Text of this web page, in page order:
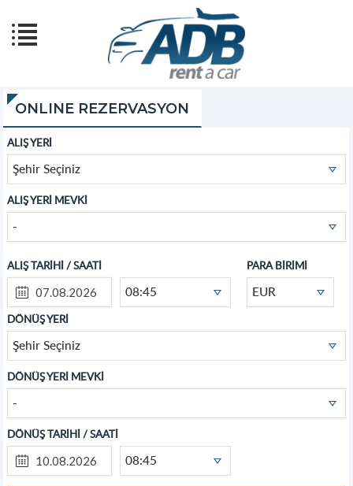
ONLINE REZERVASYON
ALIŞ YERİ
Şehir Seçiniz
ALIŞ YERİ MEVKİ
-
ALIŞ TARİHİ / SAATİ
08:45
PARA BİRİMİ
EUR
DÖNÜŞ YERİ
Şehir Seçiniz
DÖNÜŞ YERİ MEVKİ
-
DÖNÜŞ TARİHİ / SAATİ
08:45